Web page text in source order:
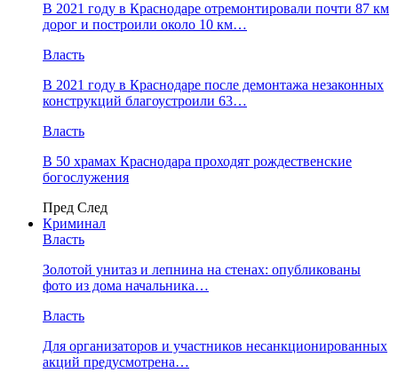
В 2021 году в Краснодаре отремонтировали почти 87 км
дорог и построили около 10 км…
Власть
В 2021 году в Краснодаре после демонтажа незаконных
конструкций благоустроили 63…
Власть
В 50 храмах Краснодара проходят рождественские
богослужения
Пред След
Криминал
Власть
​Золотой унитаз и лепнина на стенах: опубликованы
фото из дома начальника…
Власть
Для организаторов и участников несанкционированных
акций предусмотрена…